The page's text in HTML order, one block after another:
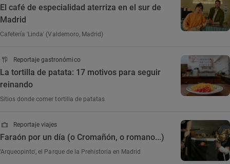
El café de especialidad aterriza en el sur de
Madrid
Cafetería 'Linda' (Valdemoro, Madrid)
Reportaje gastronómico
La tortilla de patata: 17 motivos para seguir
reinando
Sitios donde comer tortilla de patatas
Reportaje viajes
Faraón por un día (o Cromañón, o romano...)
'Arqueopinto', el Parque de la Prehistoria en Madrid